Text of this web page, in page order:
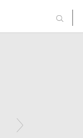
产品